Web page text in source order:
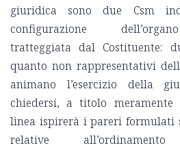
giuridica sono due Csm
configurazione
tratteggiata dal Costituente:
quanto non rappresentativi
animano l’esercizio della
chiedersi, a titolo meramente
linea ispirerà i pareri formulati
relative